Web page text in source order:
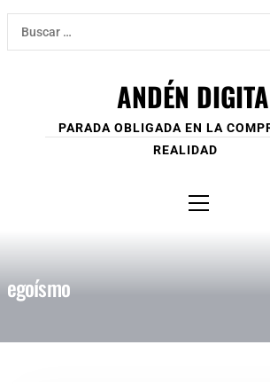
Ir
contenido
Buscar:
ANDÉN
PARADA OBLIGADA EN LA
REALIDAD
principal
egoísmo